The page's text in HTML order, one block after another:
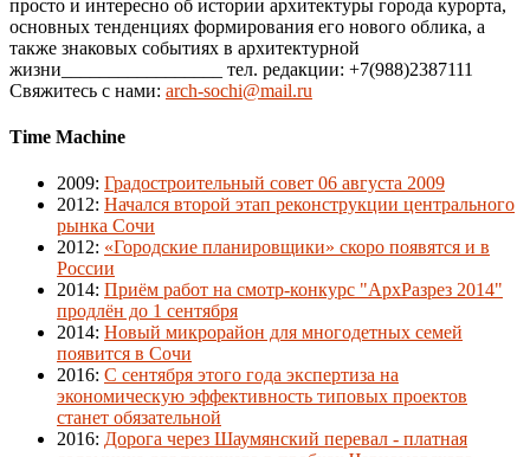
просто и интересно об истории архитектуры города курорта,
основных тенденциях формирования его нового облика, а
также знаковых событиях в архитектурной
жизни_________________ тел. редакции: +7(988)2387111
Свяжитесь с нами: arch-sochi@mail.ru
Time Machine
2009: Градостроительный совет 06 августа 2009
2012: Начался второй этап реконструкции центрального
рынка Сочи
2012: «Городские планировщики» скоро появятся и в
России
2014: Приём работ на смотр-конкурс "АрхРазрез 2014"
продлён до 1 сентября
2014: Новый микрорайон для многодетных семей
появится в Сочи
2016: С сентября этого года экспертиза на
экономическую эффективность типовых проектов
станет обязательной
2016: Дорога через Шаумянский перевал - платная